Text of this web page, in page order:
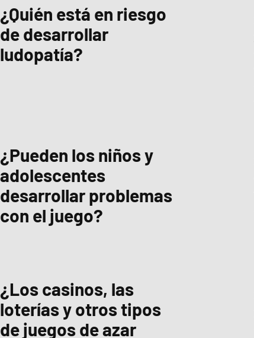
¿Quién está en riesgo
de desarrollar
ludopatía?
¿Pueden los niños y
adolescentes
desarrollar problemas
con el juego?
¿Los casinos, las
loterías y otros tipos
de juegos de azar